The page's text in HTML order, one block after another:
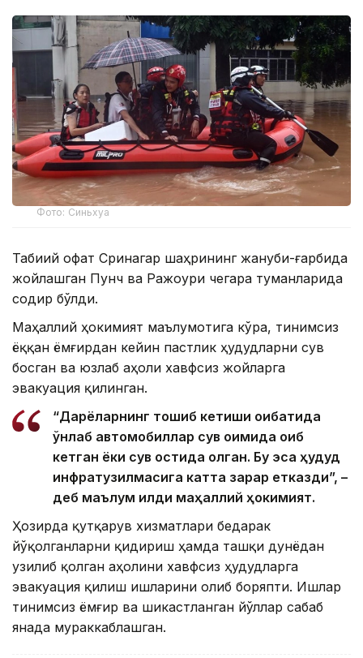
Фото: Синьхуа
Табиий офат Сринагар шаҳрининг жануби-ғарбида
жойлашган Пунч ва Ражоури чегара туманларида
содир бўлди.
Маҳаллий ҳокимият маълумотига кўра, тинимсиз
ёққан ёмғирдан кейин пастлик ҳудудларни сув
босган ва юзлаб аҳоли хавфсиз жойларга
эвакуация қилинган.
“Дарёларнинг тошиб кетиши оқибатида
ўнлаб автомобиллар сув оқимида оқиб
кетган ёки сув остида қолган. Бу эса ҳудуд
инфратузилмасига катта зарар етказди”, –
деб маълум қилди маҳаллий ҳокимият.
Ҳозирда қутқарув хизматлари бедарак
йўқолганларни қидириш ҳамда ташқи дунёдан
узилиб қолган аҳолини хавфсиз ҳудудларга
эвакуация қилиш ишларини олиб боряпти. Ишлар
тинимсиз ёмғир ва шикастланган йўллар сабаб
янада мураккаблашган.